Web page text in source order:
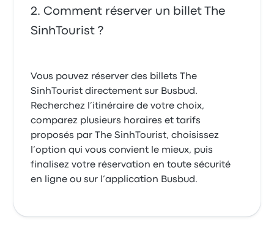
Comment réserver un billet The
SinhTourist ?
Vous pouvez réserver des billets The
SinhTourist directement sur Busbud.
Recherchez l’itinéraire de votre choix,
comparez plusieurs horaires et tarifs
proposés par The SinhTourist, choisissez
l’option qui vous convient le mieux, puis
finalisez votre réservation en toute sécurité
en ligne ou sur l’application Busbud.